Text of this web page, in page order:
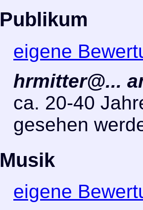
Publikum
eigene
hrmitter@...
ca. 20-40
gesehen
Musik
eigene